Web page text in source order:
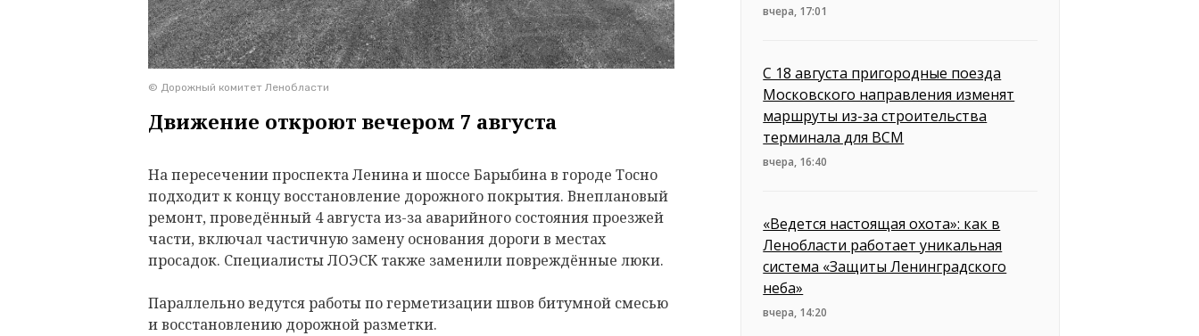
© Дорожный комитет Ленобласти
Движение откроют вечером 7 августа
На пересечении проспекта Ленина и шоссе Барыбина в городе Тосно
подходит к концу восстановление дорожного покрытия. Внеплановый
ремонт, проведённый 4 августа из-за аварийного состояния проезжей
части, включал частичную замену основания дороги в местах
просадок. Специалисты ЛОЭСК также заменили повреждённые люки.
Параллельно ведутся работы по герметизации швов битумной смесью
и восстановлению дорожной разметки.
вчера, 17:01
С 18 августа пригородные поезда
Московского направления изменят
маршруты из-за строительства
терминала для ВСМ
вчера, 16:40
«Ведется настоящая охота»: как в
Ленобласти работает уникальная
система «Защиты Ленинградского
неба»
вчера, 14:20